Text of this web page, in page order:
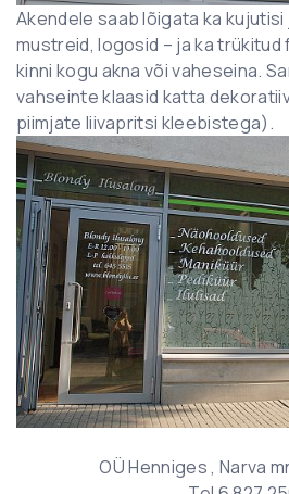
Akendele saab lõigata ka
mustreid, logosid – ja ka trükitud
kinni kogu akna või vaheseina.
vahseinte klaasid katta
piimjate liivapritsi kleebistega).
OÜ Henniges , Narva